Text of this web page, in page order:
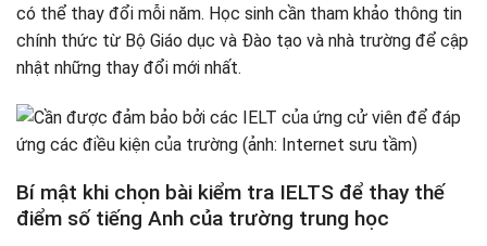
có thể thay đổi mỗi năm. Học sinh cần tham khảo thông tin
chính thức từ Bộ Giáo dục và Đào tạo và nhà trường để cập
nhật những thay đổi mới nhất.
Bí mật khi chọn bài kiểm tra IELTS để thay thế
điểm số tiếng Anh của trường trung học